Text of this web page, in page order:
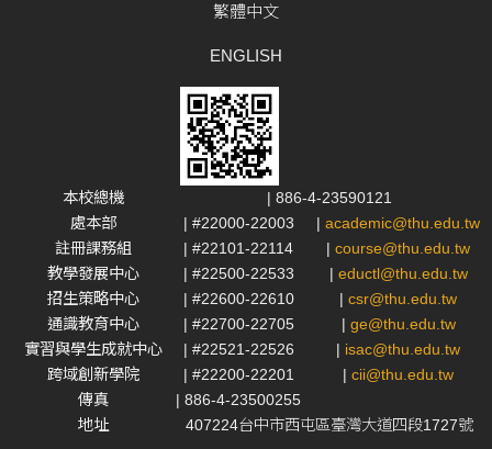
繁體中文
ENGLISH
本校總機
| 886-4-23590121
處本部
| #22000-22003 | academic@thu.edu.tw
註冊課務組
| #22101-22114 | course@thu.edu.tw
教學發展中心
| #22500-22533 | eductl@thu.edu.tw
招生策略中心
| #22600-22610 | csr@thu.edu.tw
通識教育中心
| #22700-22705 | ge@thu.edu.tw
實習與學生成就中心
| #22521-22526 | isac@thu.edu.tw
跨域創新學院
| #22200-22201 | cii@thu.edu.tw
傳真
| 886-4-23500255
地址
407224台中市西屯區臺灣大道四段1727號